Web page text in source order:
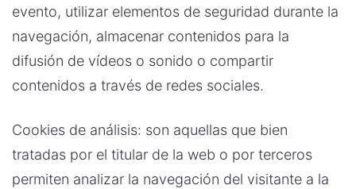
evento, utilizar elementos de seguridad durante la
navegación, almacenar contenidos para la
difusión de vídeos o sonido o compartir
contenidos a través de redes sociales.
Cookies de análisis: son aquellas que bien
tratadas por el titular de la web o por terceros
permiten analizar la navegación del visitante a la